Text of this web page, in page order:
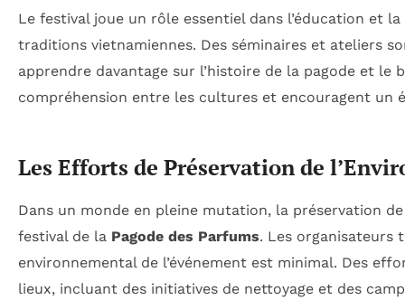
Le festival joue un rôle essentiel dans l’éducation et
traditions vietnamiennes. Des séminaires et ateliers
apprendre davantage sur l’histoire de la pagode et
compréhension entre les cultures et encouragent un
Les Efforts de Préservation de
Dans un monde en pleine mutation, la préservation
festival de la Pagode des Parfums. Les organisateurs
environnemental de l’événement est minimal. Des
lieux, incluant des initiatives de nettoyage et des